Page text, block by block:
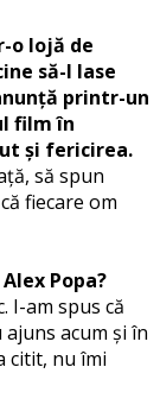
o lojă de
să-l lase
printr-un
film în
și fericirea.
să spun
fiecare om
Popa?
I-am spus că
acum și în
citit, nu îmi